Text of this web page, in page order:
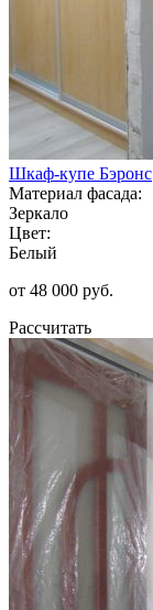
Шкаф-купе Бэронс
Материал фасада:
Зеркало
Цвет:
Белый
от 48 000 руб.
Рассчитать